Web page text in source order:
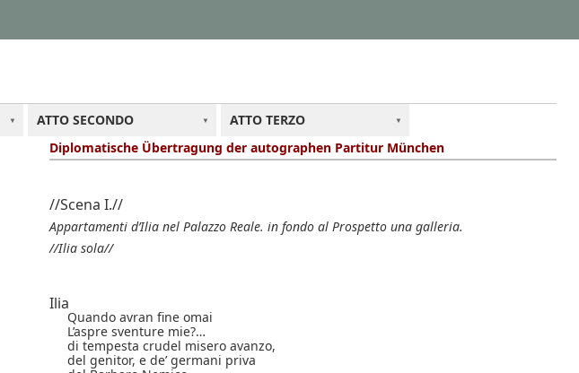
ATTO SECONDO
ATTO TERZO
Diplomatische Übertragung der autographen Partitur München
//Scena I.//
Appartamenti d’Ilia nel Palazzo Reale. in fondo al Prospetto una galleria.
//Ilia sola//
Ilia
Quando avran fine omai
L’aspre sventure mie?…
di tempesta crudel misero avanzo,
del genitor, e de’ germani priva